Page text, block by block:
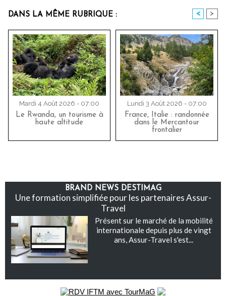
DANS LA MÊME RUBRIQUE : < >
Mardi 4 Août 2026 - 07:00
Le Rwanda, un tourisme à
haute altitude
Lundi 3 Août 2026 - 07:00
France, Italie : randonnée
dans le Mercantour
frontalier
BRAND NEWS DESTIMAG
Une formation simplifiée pour les partenaires Assur-
Travel
Présent sur le marché de la mobilité
internationale depuis plus de vingt
ans, Assur-Travel s'est...